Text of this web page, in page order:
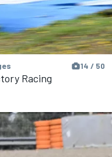
14 / 50
Racing